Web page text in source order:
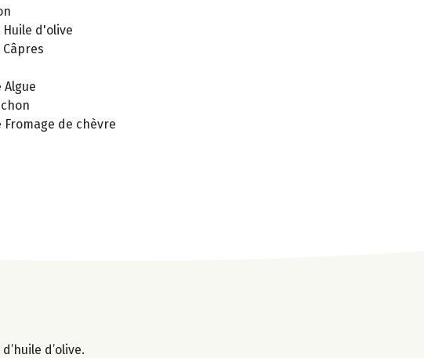
Huile d'olive
Câpres
Algue
Fromage de chèvre
d’olive.